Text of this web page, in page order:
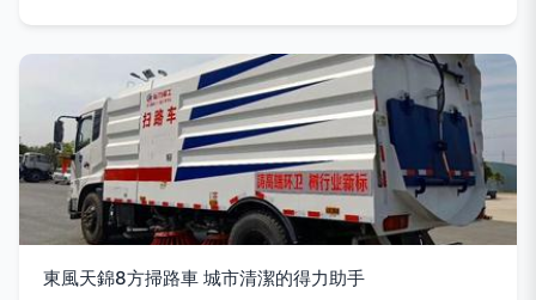
東風天錦8方掃路車 城市清潔的得力助手